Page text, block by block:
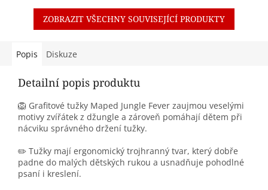
ZOBRAZIT VŠECHNY SOUVISEJÍCÍ PRODUKTY
Popis Diskuze
Detailní popis produktu
🦁 Grafitové tužky Maped Jungle Fever zaujmou veselými
motivy zvířátek z džungle a zároveň pomáhají dětem při
nácviku správného držení tužky.
✏️ Tužky mají ergonomický trojhranný tvar, který dobře
padne do malých dětských rukou a usnadňuje pohodlné
psaní i kreslení.